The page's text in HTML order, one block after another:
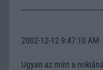
2002-12-12 9:47:10 AM
Ugyan az mint a